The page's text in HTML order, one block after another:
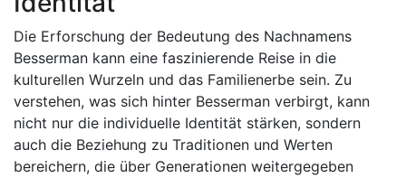
Die Erforschung der Bedeutung des Nachnamens
Besserman kann eine faszinierende Reise in die
kulturellen Wurzeln und das Familienerbe sein. Zu
verstehen, was sich hinter Besserman verbirgt, kann
nicht nur die individuelle Identität stärken, sondern
auch die Beziehung zu Traditionen und Werten ​​
bereichern, die über Generationen weitergegeben